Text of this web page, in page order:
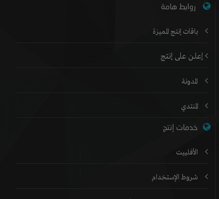
روابط هامة
باقات إنتج المميزة
إعلن على إنتج
المدونة
المنتدي
خدمات إنتج
الأفلييت
شروط الإستخدام